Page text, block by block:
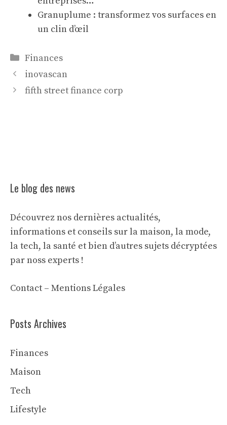
Granuplume : transformez vos surfaces en
un clin d’œil
Catégories
Finances
inovascan
fifth street finance corp
Le blog des news
Découvrez nos dernières actualités,
informations et conseils sur la maison, la mode,
la tech, la santé et bien d’autres sujets décryptées
par noss experts !
Contact – Mentions Légales
Posts Archives
Finances
Maison
Tech
Lifestyle